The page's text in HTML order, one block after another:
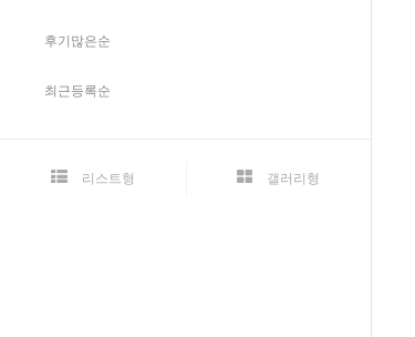
후기많은순
최근등록순
리스트형 갤러리형